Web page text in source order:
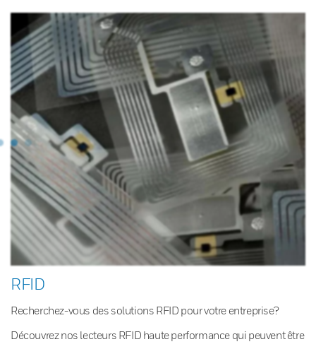
RFID
Recherchez-vous des solutions RFID pour votre entreprise?
Découvrez nos lecteurs RFID haute performance qui peuvent être